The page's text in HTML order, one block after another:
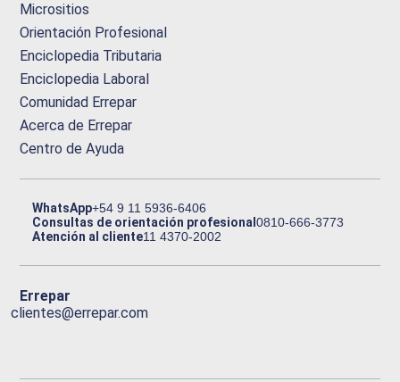
Micrositios
Orientación Profesional
Enciclopedia Tributaria
Enciclopedia Laboral
Comunidad Errepar
Acerca de Errepar
Centro de Ayuda
WhatsApp+54 9 11 5936-6406
Consultas de orientación profesional0810-666-3773
Atención al cliente11 4370-2002
Errepar
clientes@errepar.com